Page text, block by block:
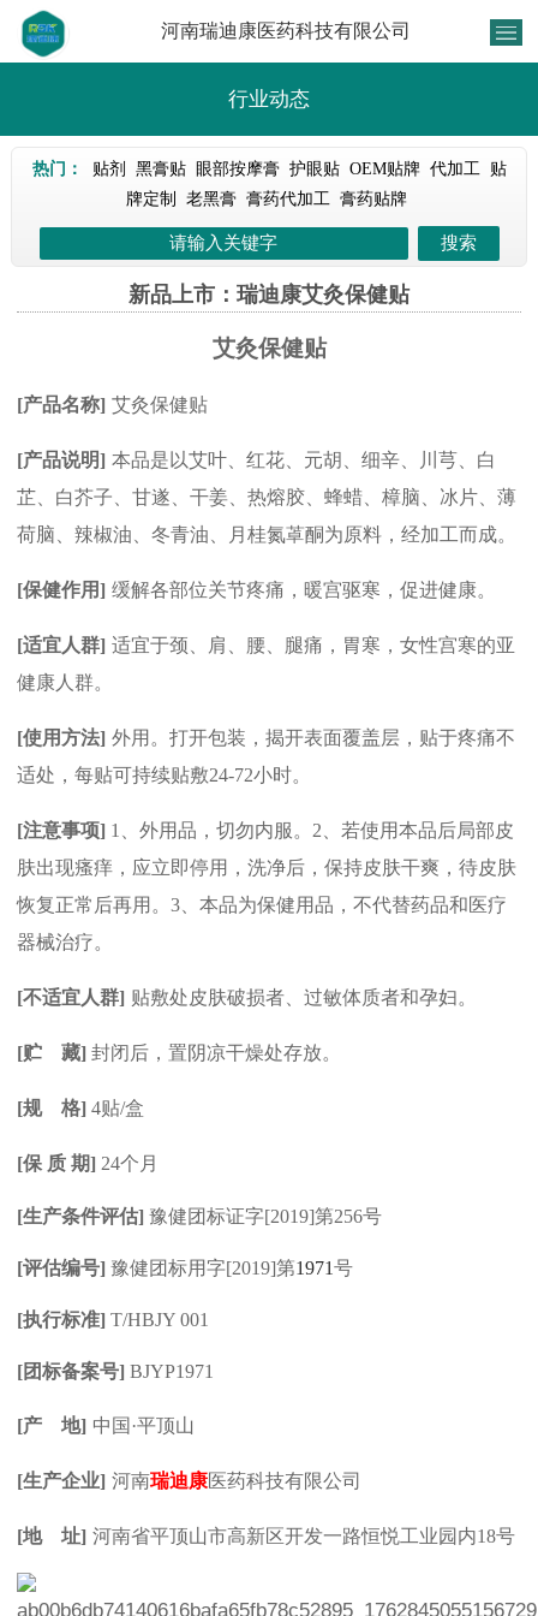
河南瑞迪康医药科技有限公司
行业动态
热门： 贴剂 黑膏贴 眼部按摩膏 护眼贴 OEM贴牌 代加工
贴
牌定制
老黑膏 膏药代加工 膏药贴牌
新品上市：瑞迪康艾灸保健贴
艾灸保健贴
[产品名称] 艾灸保健贴
[产品说明] 本品是以艾叶、红花、元胡、细辛、川芎、白
芷、白芥子、甘遂、干姜、热熔胶、蜂蜡、樟脑、冰片、薄
荷脑、辣椒油、冬青油、月桂氮䓬酮为原料，经加工而成。
[保健作用] 缓解各部位关节疼痛，暖宫驱寒，促进健康。
[适宜人群] 适宜于颈、肩、腰、腿痛，胃寒，女性宫寒的亚
健康人群。
[使用方法] 外用。打开包装，揭开表面覆盖层，贴于疼痛不
适处，每贴可持续贴敷24-72小时。
[注意事项] 1
、外用品，切勿内服。2、若使用本品后局部皮
肤出现瘙痒，应立即停用，洗净后，保持皮肤干爽，待皮肤
恢复正常后再用。3、本品为保健用品，不代替药品和医疗
器械治疗。
[不适宜人群] 贴敷处皮肤破损者、过敏体质者和孕妇。
[贮 藏] 封闭后，置阴凉干燥处存放。
[规 格] 4贴/盒
[保 质 期] 24个月
[生产条件评估] 豫健团标证字[2019]第256号
[评估编号] 豫健团标用字[2019]第1971号
[执行标准] T/HBJY 001
[团标备案号] BJYP1971
[产 地] 中国·平顶山
[生产企业] 河南瑞迪康医药科技有限公司
[地 址] 河南省平顶山市高新区开发一路恒悦工业园内18号